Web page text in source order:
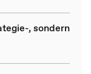
, sondern